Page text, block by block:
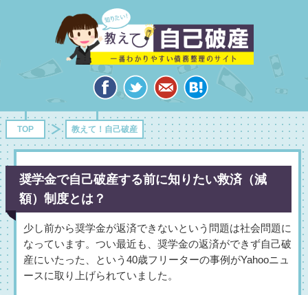
TOP 教えて！自己破産
奨学金で自己破産する前に知りたい救済（減
額）制度とは？
少し前から奨学金が返済できないという問題は社会問題に
なっています。つい最近も、奨学金の返済ができず自己破
産にいたった、という40歳フリーターの事例がYahooニュ
ースに取り上げられていました。